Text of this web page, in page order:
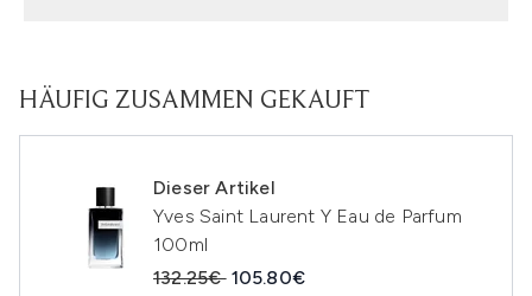
HÄUFIG ZUSAMMEN GEKAUFT
Dieser Artikel
Yves Saint Laurent Y Eau de Parfum
100ml
Unverbindliche Preisempfehlung:
132.25€ Aktueller Preis:
105.80€